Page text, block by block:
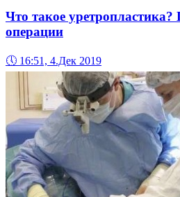
Что такое
операции
🕔 16:51, 4.Дек 2019